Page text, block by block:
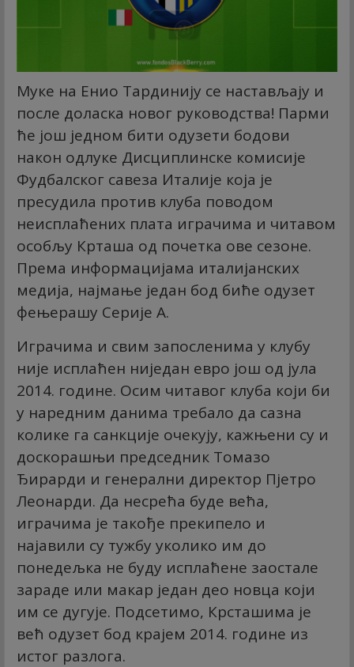
Муке на Енио Тардинију се настављају и
после доласка новог руководства! Парми
ће још једном бити одузети бодови
након одлуке Дисциплинске комисије
Фудбалског савеза Италије која је
пресудила против клуба поводом
неисплаћених плата играчима и читавом
особљу Крташа од почетка ове сезоне.
Према информацијама италијанских
медија, најмање један бод биће одузет
фењерашу Серије А.
Играчима и свим запосленима у клубу
није исплаћен ниједан евро још од јула
2014. године. Осим читавог клуба који би
у наредним данима требало да сазна
колике га санкције очекују, кажњени су и
доскорашњи председник Томазо
Ђирарди и генерални директор Пјетро
Леонарди. Да несрећа буде већа,
играчима је такође прекипело и
најавили су тужбу уколико им до
понедељка не буду исплаћене заостале
зараде или макар један део новца који
им се дугује. Подсетимо, Крсташима је
већ одузет бод крајем 2014. године из
истог разлога.